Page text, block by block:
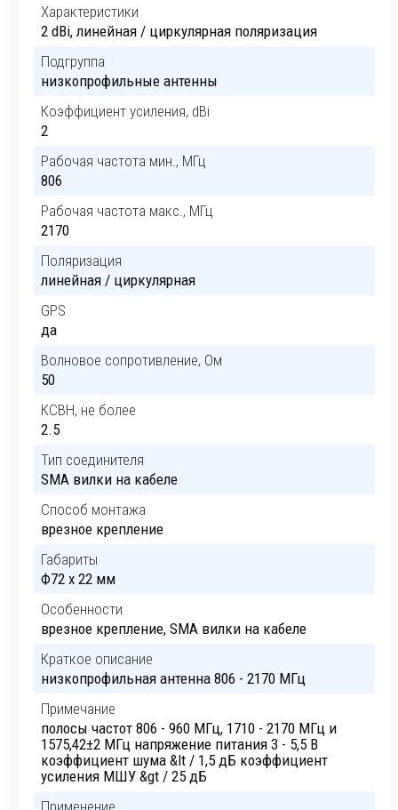
Характеристики
2 dBi, линейная / циркулярная поляризация
Подгруппа
низкопрофильные антенны
Коэффициент усиления, dBi
2
Рабочая частота мин., МГц
806
Рабочая частота макс., МГц
2170
Поляризация
линейная / циркулярная
GPS
да
Волновое сопротивление, Ом
50
КСВН, не более
2.5
Тип соединителя
SMA вилки на кабеле
Способ монтажа
врезное крепление
Габариты
Ф72 x 22 мм
Особенности
врезное крепление, SMA вилки на кабеле
Краткое описание
низкопрофильная антенна 806 - 2170 МГц
Примечание
полосы частот 806 - 960 МГц, 1710 - 2170 МГц и
1575,42±2 МГц напряжение питания 3 - 5,5 В
коэффициент шума &lt / 1,5 дБ коэффициент
усиления МШУ &gt / 25 дБ
Применение